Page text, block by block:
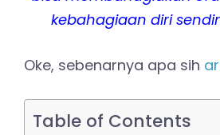
kebahagiaan diri
Oke, sebenarnya apa sih
Table of Contents